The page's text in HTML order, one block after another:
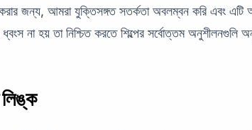
জন্য, আমরা যুক্তিসঙ্গত সতর্কতা অবলম্বন করি এবং এটি
ধ্বংস না হয় তা নিশ্চিত করতে শিল্পের সর্বোত্তম অনুশীলনগুলি
লিঙ্ক